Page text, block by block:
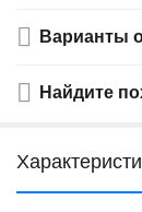
Варианты
Найдите